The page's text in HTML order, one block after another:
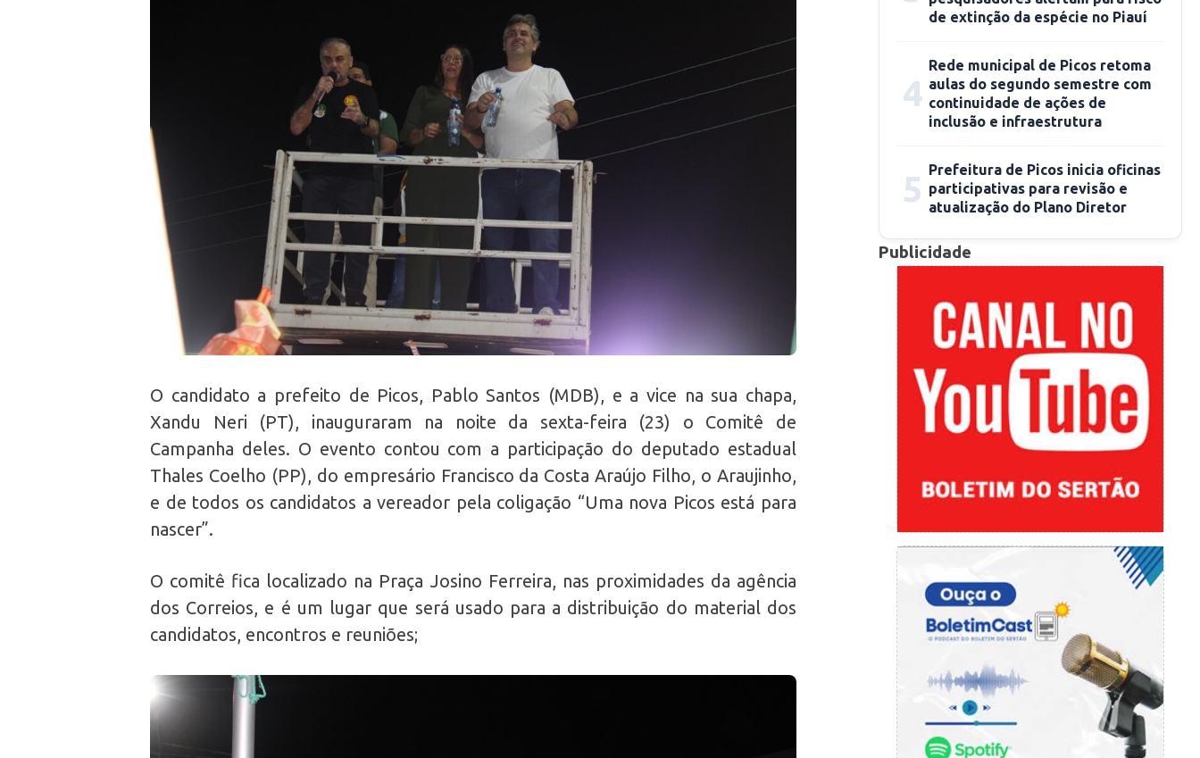
O candidato a prefeito de Picos, Pablo Santos (MDB), e a vice na sua chapa,
Xandu Neri (PT), inauguraram na noite da sexta-feira (23) o Comitê de
Campanha deles. O evento contou com a participação do deputado estadual
Thales Coelho (PP), do empresário Francisco da Costa Araújo Filho, o Araujinho,
e de todos os candidatos a vereador pela coligação “Uma nova Picos está para
nascer”.
O comitê fica localizado na Praça Josino Ferreira, nas proximidades da agência
dos Correios, e é um lugar que será usado para a distribuição do material dos
candidatos, encontros e reuniões;
de extinção da espécie no Piauí
4
Rede municipal de Picos retoma
aulas do segundo semestre com
continuidade de ações de
inclusão e infraestrutura
5 Prefeitura de Picos inicia oficinas
participativas para revisão e
atualização do Plano Diretor
Publicidade